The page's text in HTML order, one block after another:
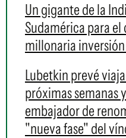
Un gigante de la
Sudamérica para el
millonaria
Lubetkin prevé
próximas semanas
embajador de
"nueva fase" del